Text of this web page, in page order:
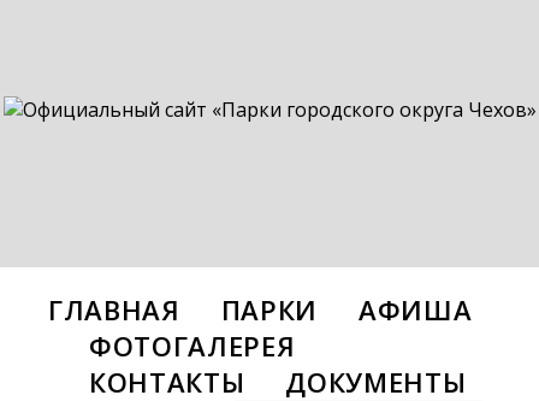
ГЛАВНАЯ ПАРКИ
АФИША
ФОТОГАЛЕРЕЯ
КОНТАКТЫ
ДОКУМЕНТЫ